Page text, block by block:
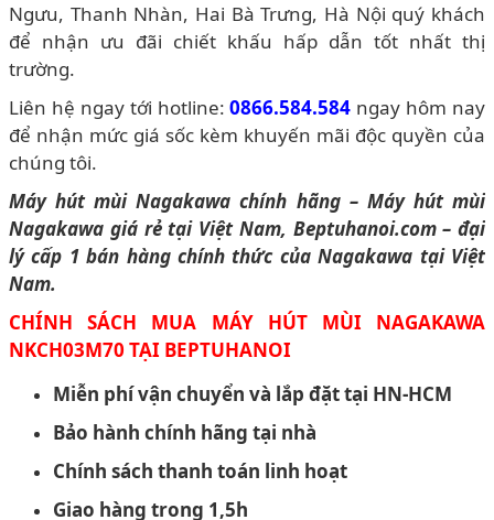
Ngưu, Thanh Nhàn, Hai Bà Trưng, Hà Nội quý khách
để nhận ưu đãi chiết khấu hấp dẫn tốt nhất thị
trường.
Liên hệ ngay tới hotline:0866.584.584 ngay hôm nay
để nhận mức giá sốc kèm khuyến mãi độc quyền của
chúng tôi.
Máy hút mùi Nagakawa chính hãng – Máy hút mùi
Nagakawa giá rẻ tại Việt Nam, Beptuhanoi.com – đại
lý cấp 1 bán hàng chính thức của Nagakawa tại Việt
Nam.
CHÍNH SÁCH MUA MÁY HÚT MÙI NAGAKAWA
NKCH03M70 TẠI BEPTUHANOI
Miễn phí vận chuyển và lắp đặt tại HN-HCM
Bảo hành chính hãng tại nhà
Chính sách thanh toán linh hoạt
Giao hàng trong 1,5h